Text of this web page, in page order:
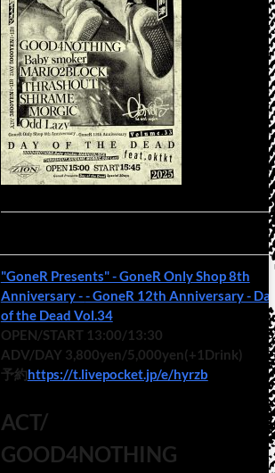
"GoneR Presents" - GoneR Only Shop 8th
Anniversary - - GoneR 12th Anniversary - Day
of the Dead Vol.34
OPEN/START 13:00/13:30
ADV/DAY 3,800yen/5,000yen(+1Drink)
予約https://t.livepocket.jp/e/hyrzb
ACT/
GOOD4NOTHING